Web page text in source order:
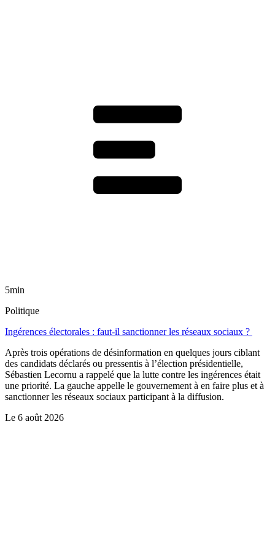
5min
Politique
Ingérences électorales : faut-il sanctionner les réseaux sociaux ?
Après trois opérations de désinformation en quelques jours ciblant
des candidats déclarés ou pressentis à l’élection présidentielle,
Sébastien Lecornu a rappelé que la lutte contre les ingérences était
une priorité. La gauche appelle le gouvernement à en faire plus et à
sanctionner les réseaux sociaux participant à la diffusion.
Le 6 août 2026